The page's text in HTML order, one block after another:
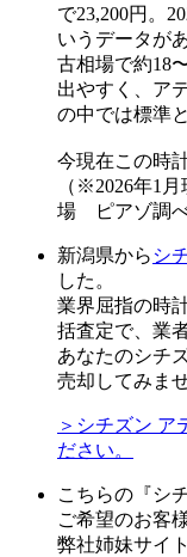
で23,200円。
いうデータが
古相場で約18
出やすく、ア
の中では標準
今現在この時
（※2026年1
場 ピアゾ調べ
新潟県から シ
した。
業界屈指の時
括査定で、業
あなたのシチ
売却してみま
＞シチズン ア
ださい。
こちらの『シ
ご希望のお客様
弊社姉妹サイ